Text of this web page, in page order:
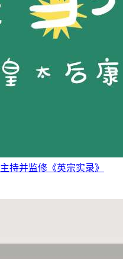
持并监修《英宗实录》